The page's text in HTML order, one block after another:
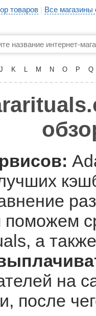
товаров | Все
J K L M N O P Q
а
на
после